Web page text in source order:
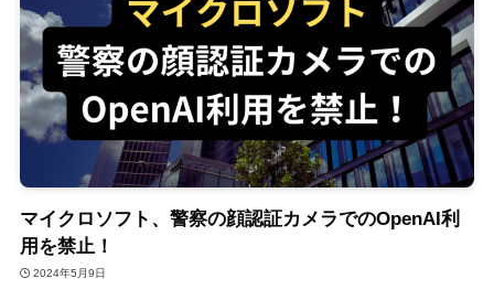
マイクロソフト、警察の顔認証カメラでのOpenAI利
用を禁止！
2024年5月9日